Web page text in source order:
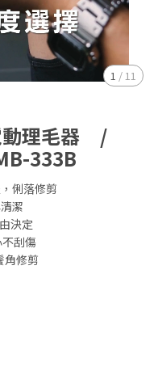
1 / 11
動理毛器 /
333B
俐落修剪
潔
決定
刮傷
修剪